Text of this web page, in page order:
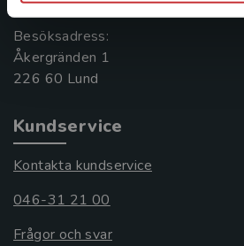
Besöksadress:
Åkergränden 1
Kundservice
Kontakta kundservice
046-31 21 00
Frågor och svar